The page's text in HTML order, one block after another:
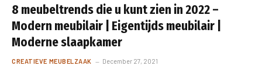
8 meubeltrends die u kunt zien in 2022 –
Modern meubilair | Eigentijds meubilair |
Moderne slaapkamer
CREATIEVE MEUBELZAAK December 27, 2021